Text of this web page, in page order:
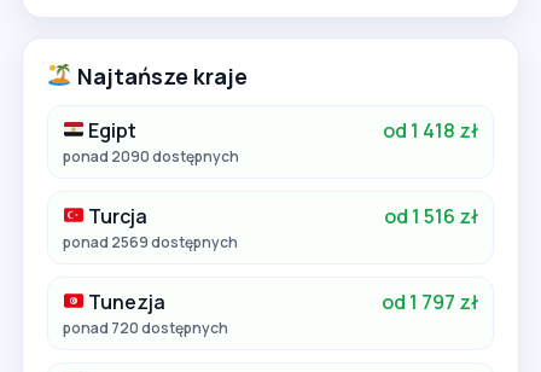
Najtańsze kraje
Egipt od 1 418 zł
ponad 2090 dostępnych
Turcja od 1 516 zł
ponad 2569 dostępnych
Tunezja od 1 797 zł
ponad 720 dostępnych